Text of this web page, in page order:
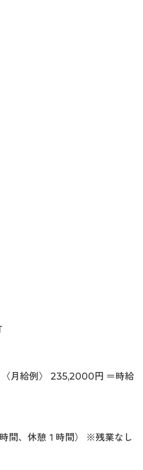
月給例〉 235,2000円 ＝時給
間、休憩１時間） ※残業なし